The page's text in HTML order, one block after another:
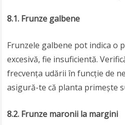
8.1. Frunze galbene
Frunzele galbene pot indica o
excesivă, fie insuficientă.
frecvența udării în funcție de
asigură-te că planta primește
8.2. Frunze maronii la margini